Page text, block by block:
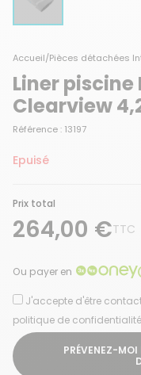
Accueil/Pièces détachées
Liner piscine
Clearview
Référence : 13197
Epuisé
Prix total
264,00 €TTC
Ou payer en
J'accepte d'être
politique de confidentialité
PRÉVENEZ-MOI